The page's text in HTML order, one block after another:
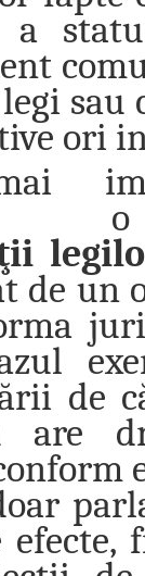
a
sau
ori
de un
de
are